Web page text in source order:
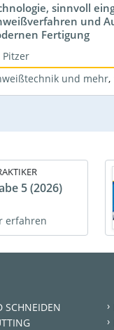
sinnvoll
und
Fertigung
Pitzer
und mehr,
5 (2026)
erfahren
SCHNEIDEN